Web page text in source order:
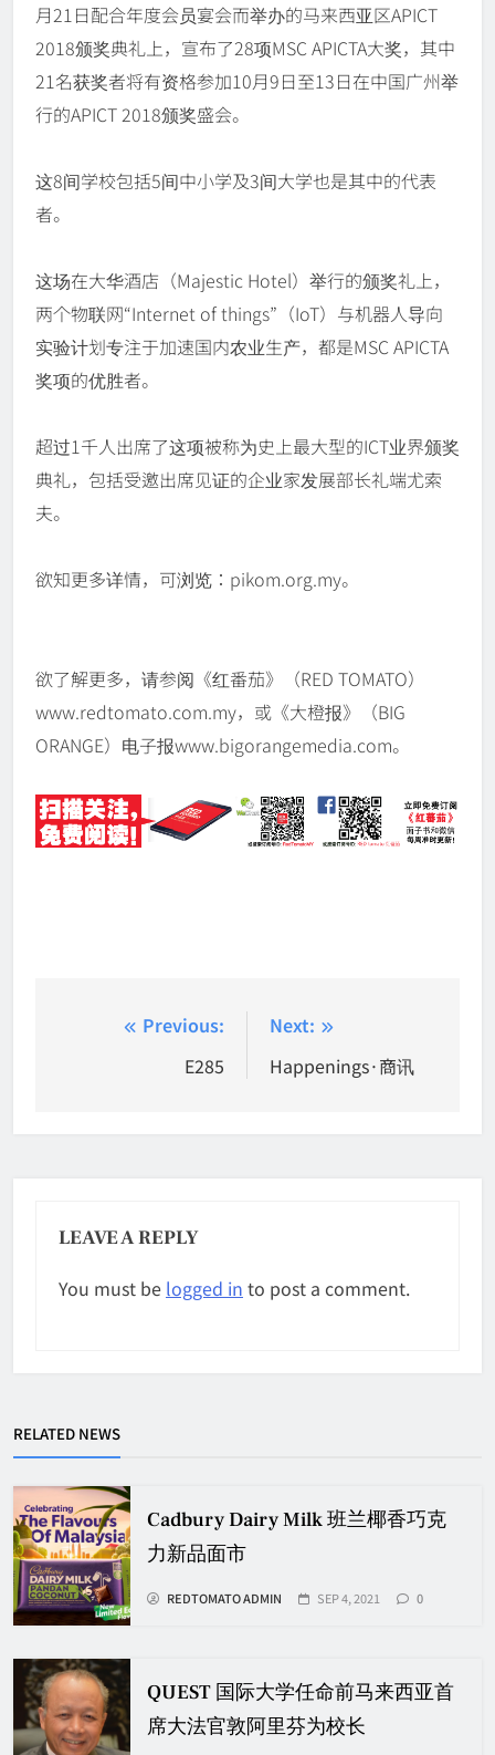
月21日配合年度会员宴会而举办的马来西亚区APICT
2018颁奖典礼上，宣布了28项MSC APICTA大奖，其中
21名获奖者将有资格参加10月9日至13日在中国广州举
行的APICT 2018颁奖盛会。
这8间学校包括5间中小学及3间大学也是其中的代表
者。
这场在大华酒店（Majestic Hotel）举行的颁奖礼上，
两个物联网“Internet of things”（IoT）与机器人导向
实验计划专注于加速国内农业生产，都是MSC APICTA
奖项的优胜者。
超过1千人出席了这项被称为史上最大型的ICT业界颁奖
典礼，包括受邀出席见证的企业家发展部长礼端尤索
夫。
欲知更多详情，可浏览：pikom.org.my。
欲了解更多，请参阅《红番茄》（RED TOMATO）
www.redtomato.com.my，或《大橙报》（BIG
ORANGE）电子报www.bigorangemedia.com。
navigation
Previous:
E285
Next:
Happenings·商讯
LEAVE A REPLY
You must be logged in to post a comment.
RELATED NEWS
Cadbury Dairy Milk 班兰椰香巧克
力新品面市
REDTOMATO ADMIN SEP 4, 2021 0
QUEST 国际大学任命前马来西亚首
席大法官敦阿里芬为校长